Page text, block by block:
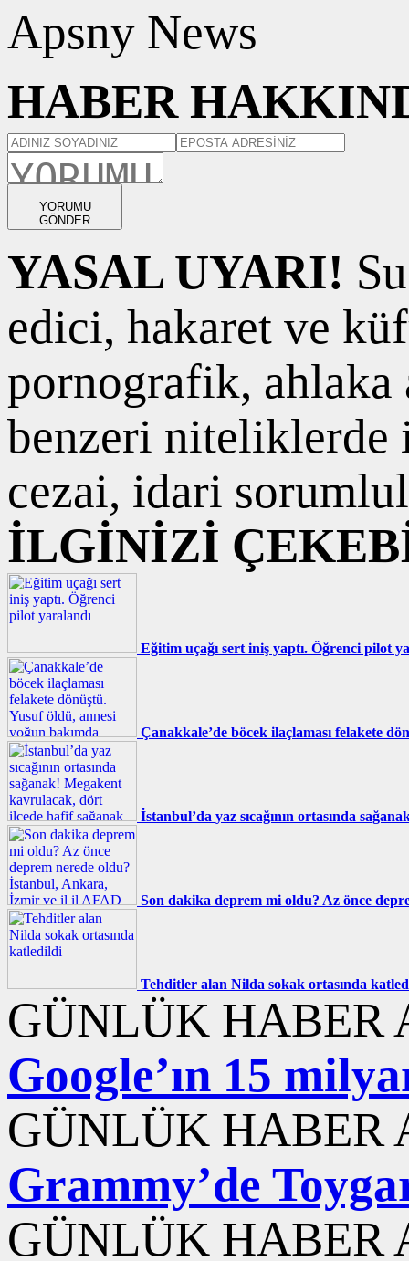
Apsny News
HABER
YORUMU
GÖNDER
YASAL UYARI!
edici, hakaret ve
pornografik, ahlaka
benzeri niteliklerde
cezai, idari
İLGİNİZİ
Eğitim uçağı sert iniş yaptı. Öğrenci pilot
Çanakkale’de böcek ilaçlaması felakete
İstanbul’da yaz sıcağının ortasında
Son dakika deprem mi oldu? Az önce
Tehditler alan Nilda sokak ortasında
GÜNLÜK HABER
Google’ın 15
GÜNLÜK HABER
Grammy’de
GÜNLÜK HABER